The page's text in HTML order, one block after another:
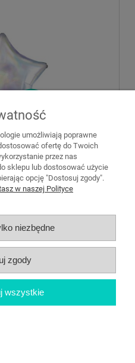
18"- 45 cm
umożliwiają poprawne
ofertę do Twoich
przez nas
sklepu lub dostosować użycie
opcję "Dostosuj zgody".
w naszej Polityce
niezbędne
zgody
wszystkie